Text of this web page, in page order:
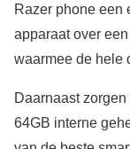
Razer phone een
apparaat over
waarmee de hele
Daarnaast
64GB interne